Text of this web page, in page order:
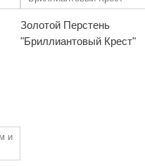
Золотой Перстень
"Бриллиантовый Крест"